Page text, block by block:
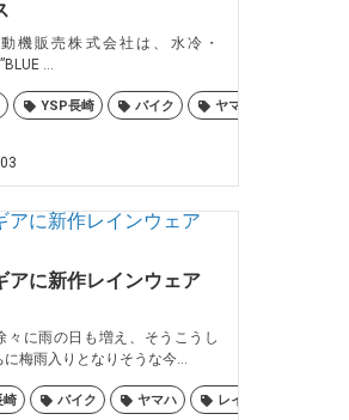
大村
機販売株式会社は、水冷・
...
YSP長崎 バイク ヤマハ
アに新作レインウェア
々に雨の日も増え、そうこうし
に梅雨入りとなりそうな今...
崎 バイク ヤマハ レインウェア